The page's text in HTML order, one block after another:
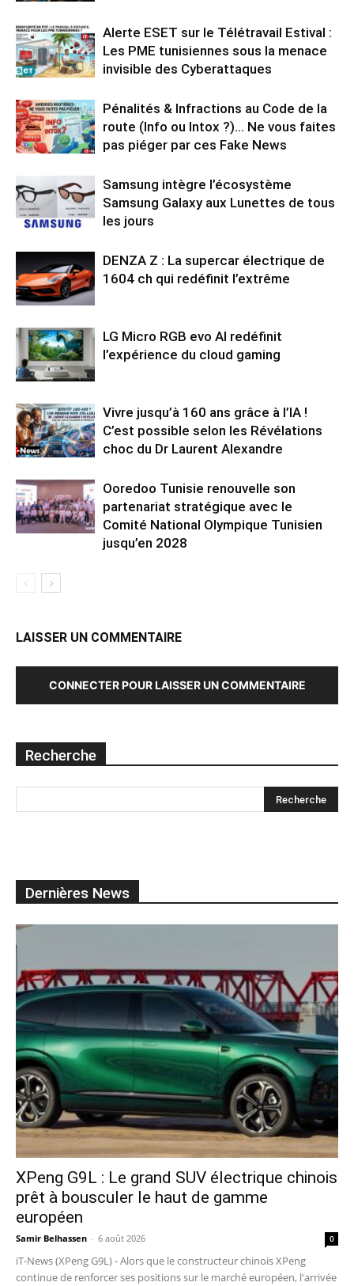
Alerte ESET sur le Télétravail Estival :
Les PME tunisiennes sous la menace
invisible des Cyberattaques
Pénalités & Infractions au Code de la
route (Info ou Intox ?)… Ne vous faites
pas piéger par ces Fake News
Samsung intègre l’écosystème
Samsung Galaxy aux Lunettes de tous
les jours
DENZA Z : La supercar électrique de
1604 ch qui redéfinit l’extrême
LG Micro RGB evo AI redéfinit
l’expérience du cloud gaming
Vivre jusqu’à 160 ans grâce à l’IA !
C’est possible selon les Révélations
choc du Dr Laurent Alexandre
Ooredoo Tunisie renouvelle son
partenariat stratégique avec le
Comité National Olympique Tunisien
jusqu’en 2028
LAISSER UN COMMENTAIRE
CONNECTER POUR LAISSER UN COMMENTAIRE
Recherche
Dernières News
XPeng G9L : Le grand SUV électrique chinois
prêt à bousculer le haut de gamme
européen
Samir Belhassen - 6 août 2026 0
iT-News (XPeng G9L) - Alors que le constructeur chinois XPeng
continue de renforcer ses positions sur le marché européen, l'arrivée